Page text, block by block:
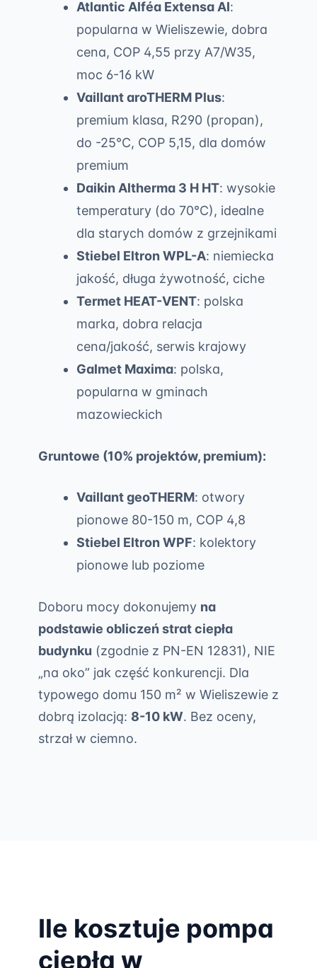
Atlantic Alféa Extensa AI:
popularna w Wieliszewie, dobra
cena, COP 4,55 przy A7/W35,
moc 6-16 kW
Vaillant aroTHERM Plus:
premium klasa, R290 (propan),
do -25°C, COP 5,15, dla domów
premium
Daikin Altherma 3 H HT: wysokie
temperatury (do 70°C), idealne
dla starych domów z grzejnikami
Stiebel Eltron WPL-A: niemiecka
jakość, długa żywotność, ciche
Termet HEAT-VENT: polska
marka, dobra relacja
cena/jakość, serwis krajowy
Galmet Maxima: polska,
popularna w gminach
mazowieckich
Gruntowe (10% projektów, premium):
Vaillant geoTHERM: otwory
pionowe 80-150 m, COP 4,8
Stiebel Eltron WPF: kolektory
pionowe lub poziome
Doboru mocy dokonujemy na
podstawie obliczeń strat ciepła
budynku (zgodnie z PN-EN 12831), NIE
„na oko” jak część konkurencji. Dla
typowego domu 150 m² w Wieliszewie z
dobrą izolacją: 8-10 kW. Bez oceny,
strzał w ciemno.
Ile kosztuje pompa
ciepła w